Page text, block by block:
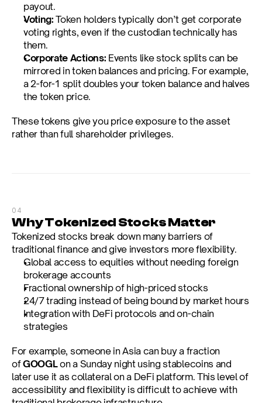
payout.
Voting: Token holders typically don’t get corporate
voting rights, even if the custodian technically has
them.
Corporate Actions: Events like stock splits can be
mirrored in token balances and pricing. For example,
a 2-for-1 split doubles your token balance and halves
the token price.
These tokens give you price exposure to the asset
rather than full shareholder privileges.
04
Why Tokenized Stocks Matter
Tokenized stocks break down many barriers of
traditional finance and give investors more flexibility.
Global access to equities without needing foreign
brokerage accounts
Fractional ownership of high-priced stocks
24/7 trading instead of being bound by market hours
Integration with DeFi protocols and on-chain
strategies
For example, someone in Asia can buy a fraction
of GOOGL on a Sunday night using stablecoins and
later use it as collateral on a DeFi platform. This level of
accessibility and flexibility is difficult to achieve with